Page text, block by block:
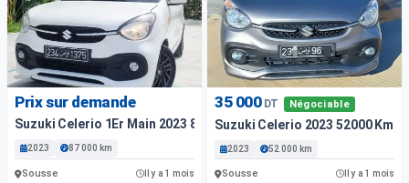
Prix sur demande
Suzuki Celerio 1Er Main 2023 87000 Km
2023 87 000 km
Sousse Il y a 1 mois
35 000 DT Négociable
Suzuki Celerio 2023 52000 Km
2023 52 000 km
Sousse Il y a 1 mois